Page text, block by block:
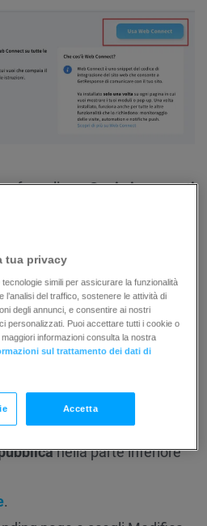
fare clic suCopia in appunti
nella parte inferiore
.
tua privacy
simili per assicurare la funzionalità
l’analisi del traffico, sostenere le attività di
degli annunci, e consentire ai nostri
personalizzati. Puoi accettare tutti i cookie o
informazioni consulta la nostra
sul trattamento dei dati di
Accetta